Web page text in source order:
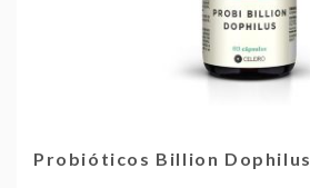
Probióticos Billion Dophilus